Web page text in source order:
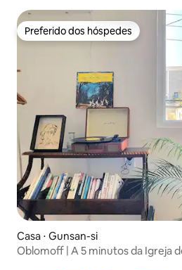
Preferido dos hóspedes
Preferido dos hóspedes
Casa ⋅ Gunsan-si
Oblomoff | A 5 minutos da Igreja